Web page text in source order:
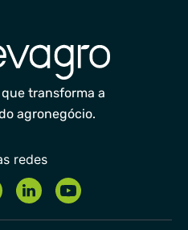
transforma a
agronegócio.